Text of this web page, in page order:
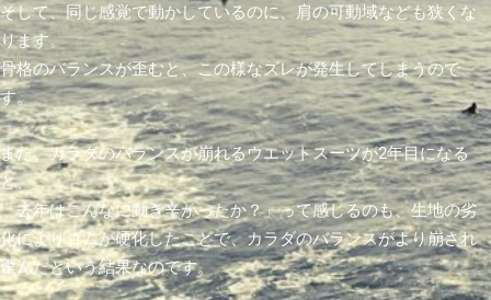
そして、同じ感覚で動かしているのに、肩の可動域なども狭くな
ります。
骨格のバランスが歪むと、この様なズレが発生してしまうので
す。
また、カラダのバランスが崩れるウエットスーツが2年目になる
と、
「去年はこんなに動き辛かったか？」って感じるのも、生地の劣
化によりゴムが硬化したことで、カラダのバランスがより崩され
歪んだという結果なのです。